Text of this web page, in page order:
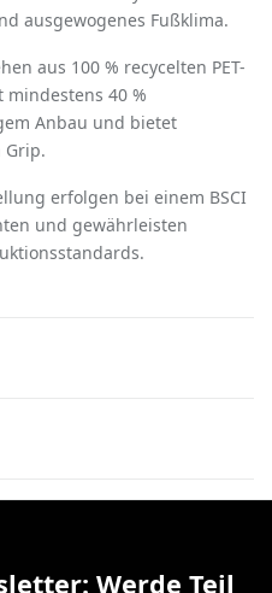
ausgewogenes Fußklima.
aus 100 % recycelten PET-
mindestens 40 %
Anbau und bietet
Grip.
erfolgen bei einem BSCI
und gewährleisten
Werde Teil